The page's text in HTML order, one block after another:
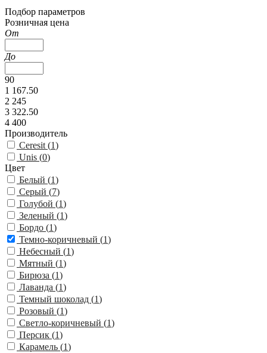
Подбор параметров
Розничная цена
От
До
90
1 167.50
2 245
3 322.50
4 400
Производитель
Ceresit (1)
Unis (0)
Цвет
Белый (1)
Серый (7)
Голубой (1)
Зеленый (1)
Бордо (1)
Темно-коричневый (1)
Небесный (1)
Мятный (1)
Бирюза (1)
Лаванда (1)
Темный шоколад (1)
Розовый (1)
Светло-коричневый (1)
Персик (1)
Карамель (1)